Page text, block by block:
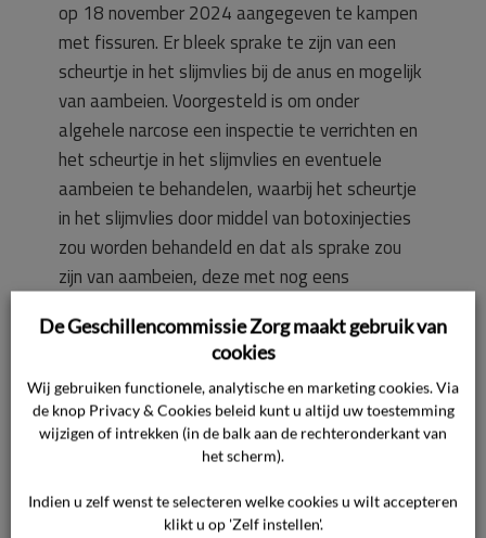
op 18 november 2024 aangegeven te kampen
met fissuren. Er bleek sprake te zijn van een
scheurtje in het slijmvlies bij de anus en mogelijk
van aambeien. Voorgesteld is om onder
algehele narcose een inspectie te verrichten en
het scheurtje in het slijmvlies en eventuele
aambeien te behandelen, waarbij het scheurtje
in het slijmvlies door middel van botoxinjecties
zou worden behandeld en dat als sprake zou
zijn van aambeien, deze met nog eens
Cliënt is geïnformeerd over de behandeling en
de mogelijke risico’s en is op 3 december 2024
geopereerd. Onder algehele narcose is eerst
een proctoscopie uitgevoerd, waarbij is
geconstateerd dat sprake was van evidente
kleine oppervlakkige scheurtjes. De arts heeft
De Geschillencommissie Zorg maakt gebruik van
cookies
Wij gebruiken functionele, analytische en marketing cookies. Via
de knop Privacy & Cookies beleid kunt u altijd uw toestemming
wijzigen of intrekken (in de balk aan de rechteronderkant van
het scherm).
Indien u zelf wenst te selecteren welke cookies u wilt accepteren
klikt u op 'Zelf instellen'.